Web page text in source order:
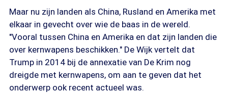
Maar nu zijn landen als China, Rusland en Amerika met
elkaar in gevecht over wie de baas in de wereld.
"Vooral tussen China en Amerika en dat zijn landen die
over kernwapens beschikken." De Wijk vertelt dat
Trump in 2014 bij de annexatie van De Krim nog
dreigde met kernwapens, om aan te geven dat het
onderwerp ook recent actueel was.